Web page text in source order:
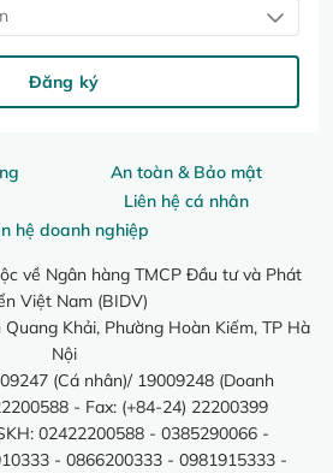
An toàn & Bảo mật
Liên hệ cá nhân
hệ doanh nghiệp
về Ngân hàng TMCP Đầu tư và Phát
Việt Nam (BIDV)
Khải, Phường Hoàn Kiếm, TP Hà
Nội
(Cá nhân)/ 19009248 (Doanh
- Fax: (+84-24) 22200399
02422200588 - 0385290066 -
- 0866200333 - 0981915333 -
Đăng ký